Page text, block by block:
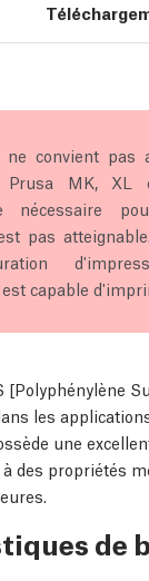
ne convient pas
Prusa MK,
nécessaire
pas
capable
[Polyphénylène
les
une
des propriétés
de